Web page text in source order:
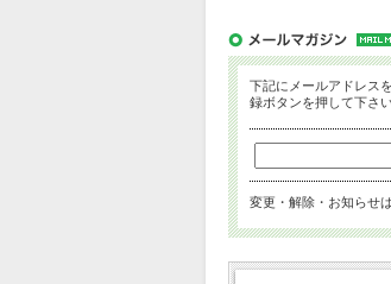
下記にメールアドレス
録ボタンを押して下さい
変更・解除・お知らせ